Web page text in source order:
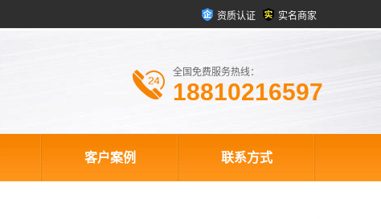
资质认证 实名商家
全国免费服务热线：
18810216597
客户案例 联系方式